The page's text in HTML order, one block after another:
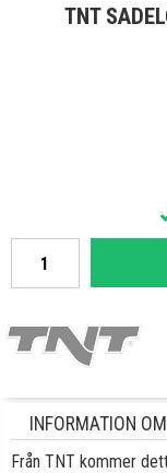
När du valt
TNT
INFORMATION
Från TNT kommer